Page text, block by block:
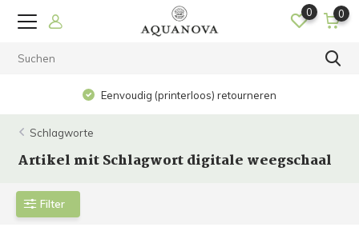
0 0
Eenvoudig (printerloos) retourneren
Schlagworte
Artikel mit Schlagwort digitale weegschaal
Filter